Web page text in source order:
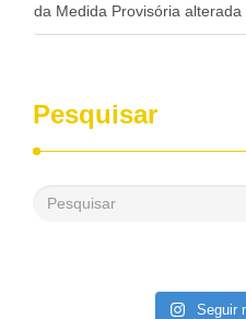
da Medida Provisória
pelo Congresso Nacional.
desenvolvimento dos seus
passado, essa Fundação
reais, com suas
saneamento básico, em
Patriota disse ainda que,
Pesquisar
Seguir